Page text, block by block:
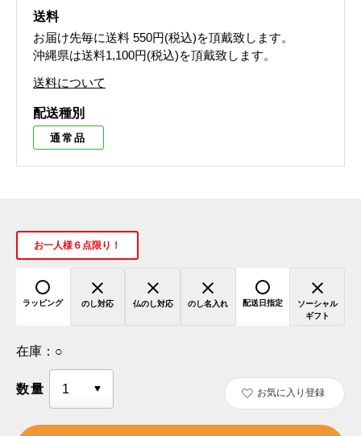
送料
お届け先毎に送料 550円(税込)を頂戴致します。
沖縄県は送料1,100円(税込)を頂戴致します。
送料について
配送種別
通常品
お一人様６点限り！
ラッピング のし対応 仏のし対応 のし名入れ 配送日指定
ソーシャル
ギフト
在庫： ○
数量 お気に入り登録